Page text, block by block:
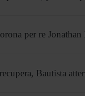
per re Jonathan
Bautista